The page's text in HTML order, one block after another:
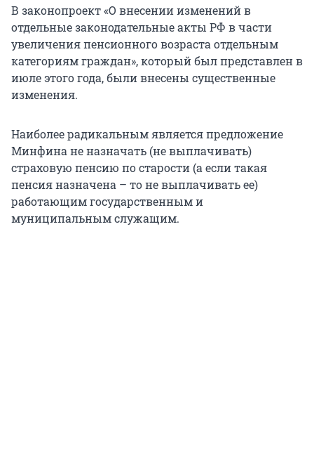
В законопроект «О внесении изменений в
отдельные законодательные акты РФ в части
увеличения пенсионного возраста отдельным
категориям граждан», который был представлен в
июле этого года, были внесены существенные
изменения.
Наиболее радикальным является предложение
Минфина не назначать (не выплачивать)
страховую пенсию по старости (а если такая
пенсия назначена – то не выплачивать ее)
работающим государственным и
муниципальным служащим.